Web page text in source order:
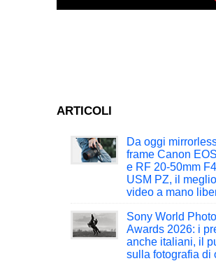
ARTICOLI
Da oggi
frame Canon
e RF 20-50mm
USM PZ, il
video a mano
Sony World
Awards 2026: i
anche italiani, il
sulla fotografia di